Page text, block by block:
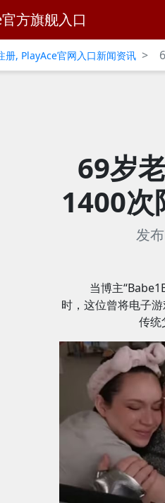
方旗舰入口
册, PlayAce官网入口新闻资讯 >
69岁
1400次
发
当博主
时，这位曾将电子
传统